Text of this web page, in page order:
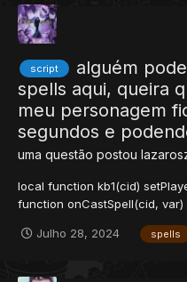
script
alguém
spells aqui, queira
meu personagem
segundos e
uma questão postou
local function kb1(cid)
function onCastSpell(cid,
1134, z = 8} -- onde o player
Julho 28, 2024 spells